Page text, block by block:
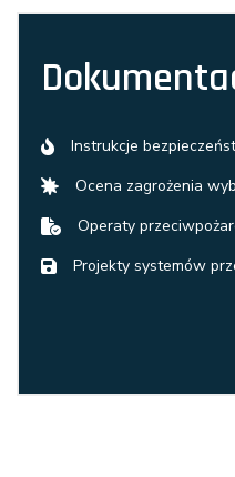
Instrukcje
Ocena zagrożenia
Operaty
Projekty systemów